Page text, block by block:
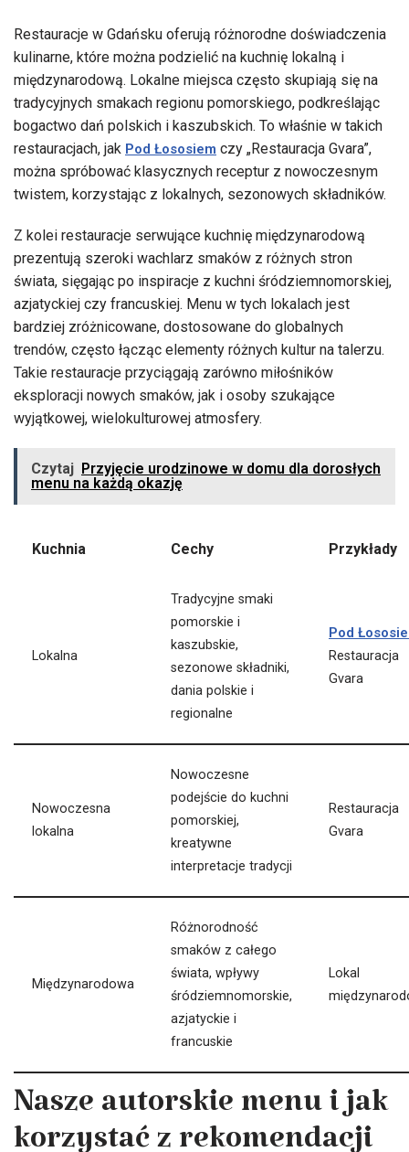
Restauracje w Gdańsku oferują różnorodne doświadczenia
kulinarne, które można podzielić na kuchnię lokalną i
międzynarodową. Lokalne miejsca często skupiają się na
tradycyjnych smakach regionu pomorskiego, podkreślając
bogactwo dań polskich i kaszubskich. To właśnie w takich
restauracjach, jak Pod Łososiem czy „Restauracja Gvara”,
można spróbować klasycznych receptur z nowoczesnym
twistem, korzystając z lokalnych, sezonowych składników.
Z kolei restauracje serwujące kuchnię międzynarodową
prezentują szeroki wachlarz smaków z różnych stron
świata, sięgając po inspiracje z kuchni śródziemnomorskiej,
azjatyckiej czy francuskiej. Menu w tych lokalach jest
bardziej zróżnicowane, dostosowane do globalnych
trendów, często łącząc elementy różnych kultur na talerzu.
Takie restauracje przyciągają zarówno miłośników
eksploracji nowych smaków, jak i osoby szukające
wyjątkowej, wielokulturowej atmosfery.
Czytaj Przyjęcie urodzinowe w domu dla dorosłych
menu na każdą okazję
Kuchnia Cechy Przykłady
Lokalna
Tradycyjne smaki
pomorskie i
kaszubskie,
sezonowe składniki,
dania polskie i
regionalne
Pod
Restauracja
Gvara
Nowoczesna
lokalna
Nowoczesne
podejście do kuchni
pomorskiej,
kreatywne
interpretacje tradycji
Restauracja
Gvara
Międzynarodowa
Różnorodność
smaków z całego
świata, wpływy
śródziemnomorskie,
azjatyckie i
francuskie
Lokal
Nasze autorskie menu i jak